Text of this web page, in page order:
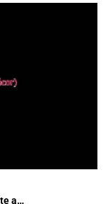
a…